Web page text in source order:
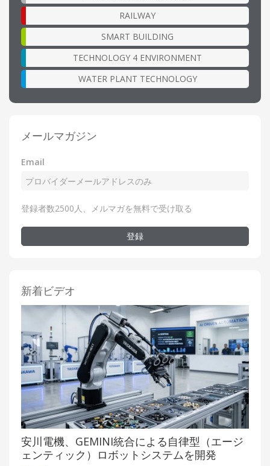
RAILWAY
SMART BUILDING
TECHNOLOGY 4 ENVIRONMENT
WATER PLANT TECHNOLOGY
メールマガジン
Email
登録者数2500人、メルマガを無料で受け取る
登録
新着ビデオ
安川電機、GEMINI統合による自律型（エージ
ェンティック）ロボットシステムを開発